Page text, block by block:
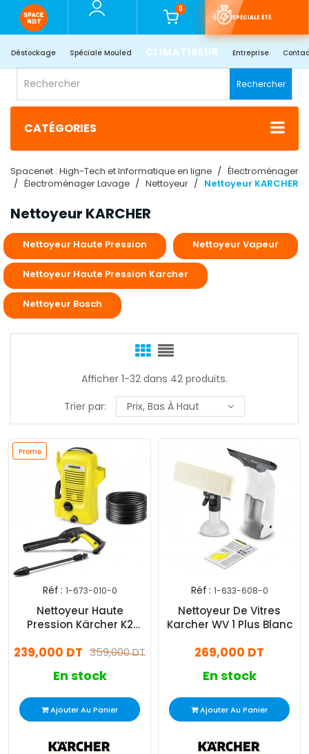
0
SPÉCIALE ÉTÉ
Déstockage Spéciale Mouled CLIMATISEUR Entreprise
Rechercher
CATÉGORIES
Spacenet : High-Tech et Informatique en ligne
Électroménager
Électroménager Lavage
Nettoyeur Nettoyeur KARCHER
Nettoyeur KARCHER
Nettoyeur Haute Pression Nettoyeur Vapeur
Nettoyeur Haute Pression Karcher
Nettoyeur Bosch
Afficher 1-32 dans 42 produits.
Trier par:
Prix, Bas À Haut
Promo
Réf : 1-673-010-0
Nettoyeur Haute
Pression Kärcher K2
Jaune359,000 DT
239,000 DT
En stock
Ajouter Au Panier
Web !
Réf : 1-633-608-0
Nettoyeur De Vitres
Karcher WV 1 Plus Blanc
269,000 DT
En stock
Ajouter Au Panier